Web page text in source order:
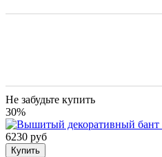
Не забудьте купить
30%
6230 руб
Купить